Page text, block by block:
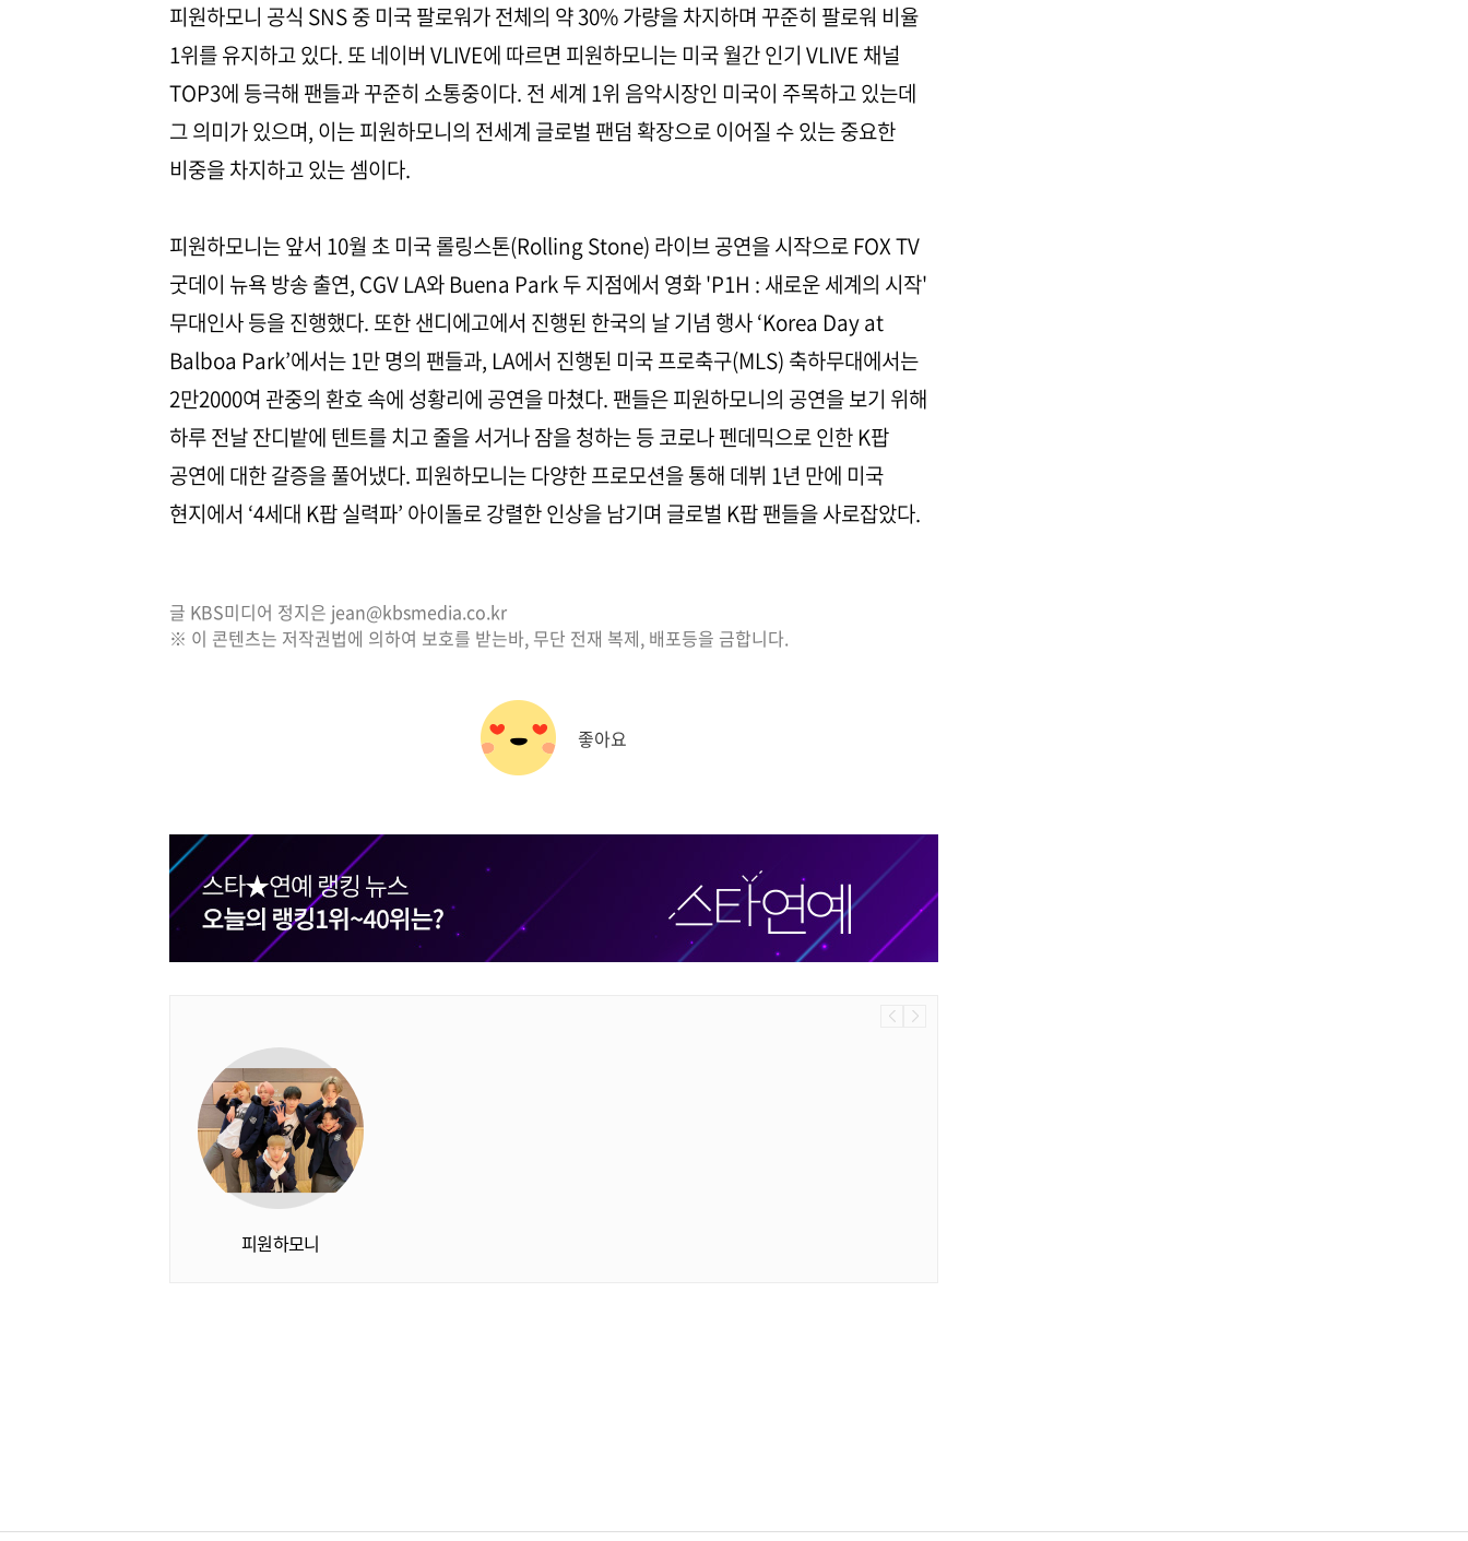
피원하모니 공식 SNS 중 미국 팔로워가 전체의 약 30% 가량을 차지하며 꾸준히 팔로워 비율
1위를 유지하고 있다. 또 네이버 VLIVE에 따르면 피원하모니는 미국 월간 인기 VLIVE 채널
TOP3에 등극해 팬들과 꾸준히 소통중이다. 전 세계 1위 음악시장인 미국이 주목하고 있는데
그 의미가 있으며, 이는 피원하모니의 전세계 글로벌 팬덤 확장으로 이어질 수 있는 중요한
비중을 차지하고 있는 셈이다.
피원하모니는 앞서 10월 초 미국 롤링스톤(Rolling Stone) 라이브 공연을 시작으로 FOX TV
굿데이 뉴욕 방송 출연, CGV LA와 Buena Park 두 지점에서 영화 'P1H : 새로운 세계의 시작'
무대인사 등을 진행했다. 또한 샌디에고에서 진행된 한국의 날 기념 행사 ‘Korea Day at
Balboa Park’에서는 1만 명의 팬들과, LA에서 진행된 미국 프로축구(MLS) 축하무대에서는
2만2000여 관중의 환호 속에 성황리에 공연을 마쳤다. 팬들은 피원하모니의 공연을 보기 위해
하루 전날 잔디밭에 텐트를 치고 줄을 서거나 잠을 청하는 등 코로나 펜데믹으로 인한 K팝
공연에 대한 갈증을 풀어냈다. 피원하모니는 다양한 프로모션을 통해 데뷔 1년 만에 미국
현지에서 ‘4세대 K팝 실력파’ 아이돌로 강렬한 인상을 남기며 글로벌 K팝 팬들을 사로잡았다.
글 KBS미디어 정지은 jean@kbsmedia.co.kr
※ 이 콘텐츠는 저작권법에 의하여 보호를 받는바, 무단 전재 복제, 배포등을 금합니다.
좋아요
피원하모니